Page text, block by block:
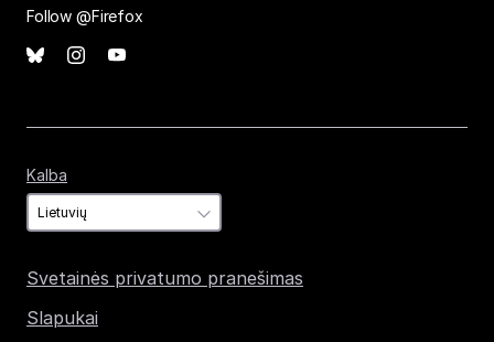
Follow @Firefox
Kalba
Svetainės privatumo pranešimas
Slapukai